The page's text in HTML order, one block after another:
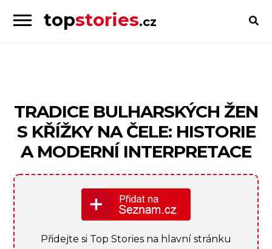
Skip
to
Skip
to
topstories.cz
lidi
TRADICE BULHARSKÝCH ŽEN
S KŘÍŽKY NA ČELE: HISTORIE
A MODERNÍ INTERPRETACE
Přidejte si Top Stories na hlavní stránku